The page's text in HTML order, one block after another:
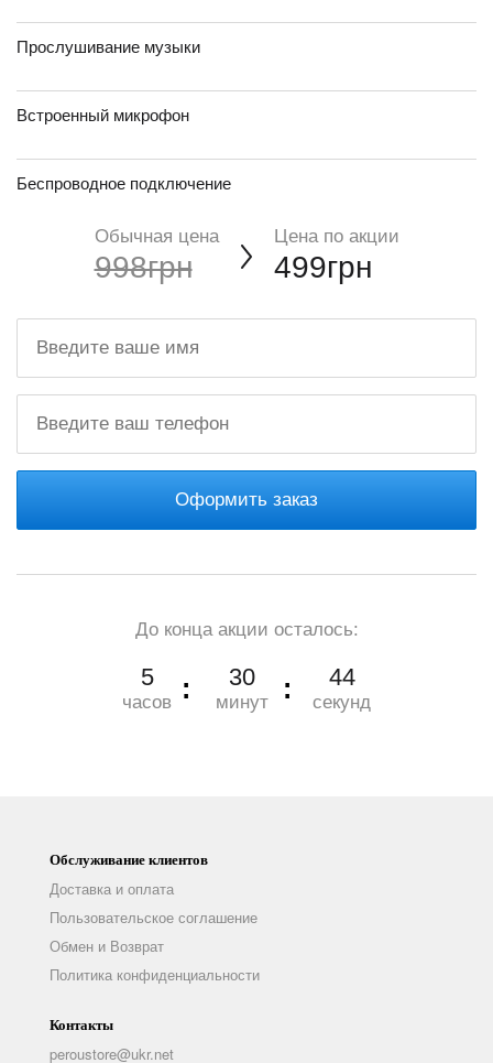
Прослушивание музыки
Встроенный микрофон
Беспроводное подключение
Обычная цена
998грн
Цена по акции
499грн
Оформить заказ
До конца акции осталось:
5
часов
30
минут
43
секунд
Обслуживание клиентов
Доставка и оплата
Пользовательское соглашение
Обмен и Возврат
Политика конфиденциальности
Контакты
peroustore@ukr.net